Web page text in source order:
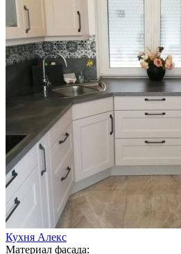
Кухня Алекс
Материал фасада: